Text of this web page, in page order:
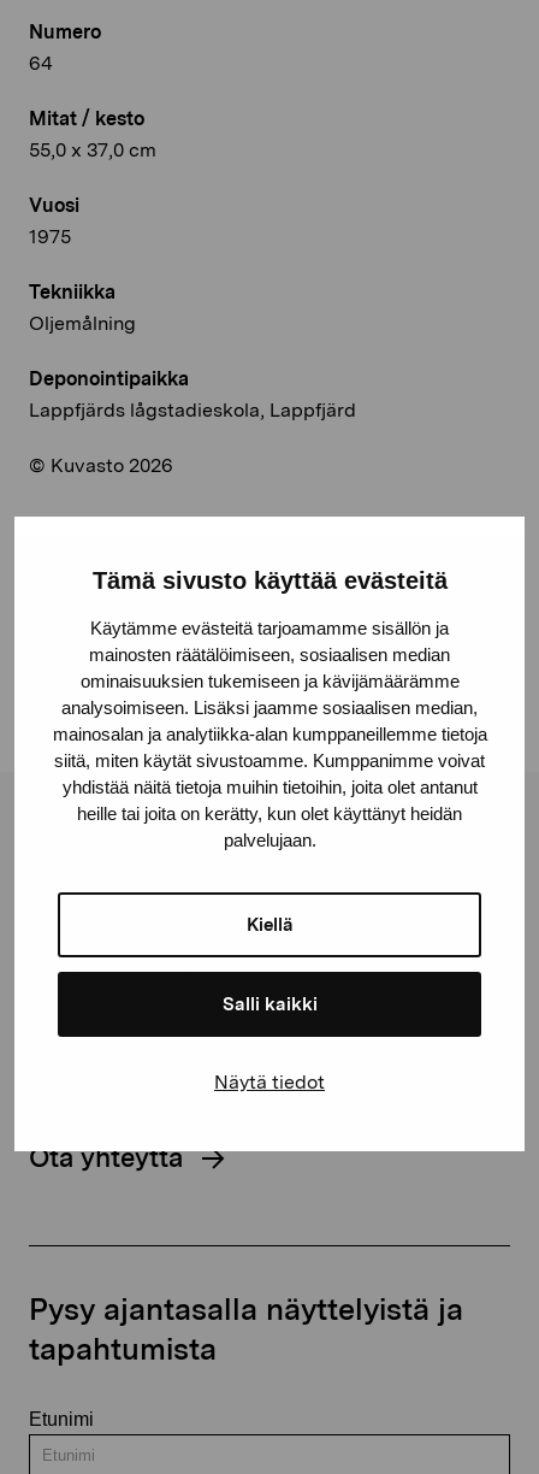
Tämä sivusto käyttää evästeitä
Käytämme evästeitä tarjoamamme sisällön ja
mainosten räätälöimiseen, sosiaalisen median
ominaisuuksien tukemiseen ja kävijämäärämme
analysoimiseen. Lisäksi jaamme sosiaalisen median,
mainosalan ja analytiikka-alan kumppaneillemme tietoja
siitä, miten käytät sivustoamme. Kumppanimme voivat
yhdistää näitä tietoja muihin tietoihin, joita olet antanut
heille tai joita on kerätty, kun olet käyttänyt heidän
palvelujaan.
Kiellä
Salli kaikki
Näytä tiedot
Numero
64
Mitat / kesto
55,0 x 37,0 cm
Vuosi
1975
Tekniikka
Oljemålning
Deponointipaikka
Lappfjärds lågstadieskola, Lappfjärd
© Kuvasto 2026
Facebook
Pro Artibus -säätiö
proartibus@proartibus.fi
Ota yhteyttä
Pysy ajantasalla näyttelyistä ja
tapahtumista
Etunimi